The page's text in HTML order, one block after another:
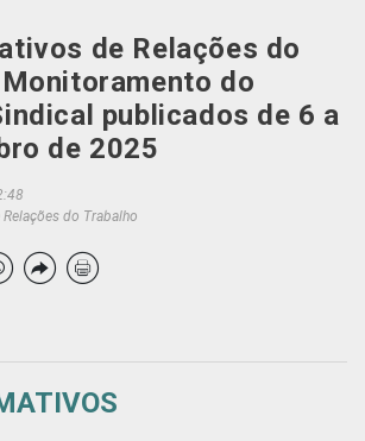
de Relações do
do
publicados de 6 a
de 2025
do Trabalho